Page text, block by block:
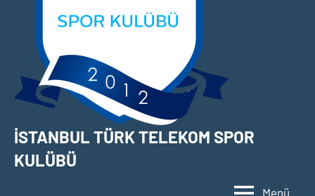
İSTANBUL TÜRK TELEKOM SPOR
KULÜBÜ
Menü